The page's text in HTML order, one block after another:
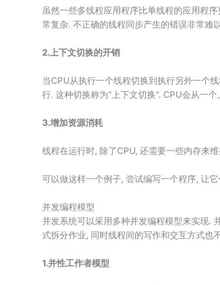
虽然一些多线程应用程序比单线程的应用程
常复杂. 不正确的线程同步产生的错误非常难
2.上下文切换的开销
当CPU从执行一个线程切换到执行另外一个
行. 这种切换称为"上下文切换". CPU会从一
3.增加资源消耗
线程在运行时, 除了CPU, 还需要一些内存来
可以做这样一个例子, 尝试编写一个程序, 让
并发编程模型
并发系统可以采用多种并发编程模型来实现.
式拆分作业, 同时线程间的写作和交互方式也
1.并性工作者模型